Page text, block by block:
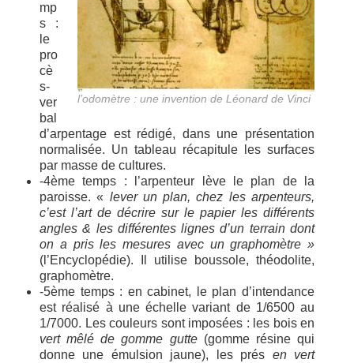
l’odomètre : une invention de Léonard de Vinci
mp
s :
le
pro
cè
s-
ver
bal
d’arpentage est rédigé, dans une présentation
normalisée. Un tableau récapitule les surfaces
par masse de cultures.
-4ème temps : l’arpenteur lève le plan de la
paroisse. « lever un plan, chez les arpenteurs,
c’est l’art de décrire sur le papier les différents
angles & les différentes lignes d’un terrain dont
on a pris les mesures avec un graphomètre »
(l’Encyclopédie). Il utilise boussole, théodolite,
graphomètre.
-5ème temps : en cabinet, le plan d’intendance
est réalisé à une échelle variant de 1/6500 au
1/7000. Les couleurs sont imposées : les bois en
vert mêlé de gomme gutte (gomme résine qui
donne une émulsion jaune), les prés en vert